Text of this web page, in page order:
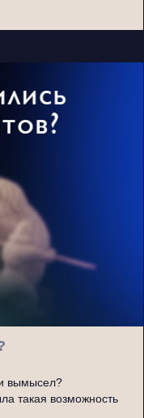
вымысел?
такая возможность